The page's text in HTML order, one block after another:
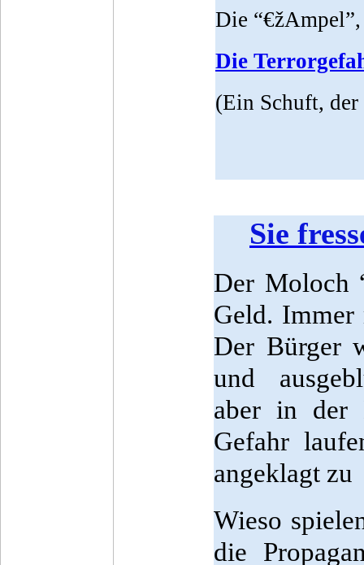
Die
Die
(Ein Schuft,
Sie
Der Moloch
Geld.
Der Bürger
und
aber in der
Gefahr
angeklagt zu
Wieso
die